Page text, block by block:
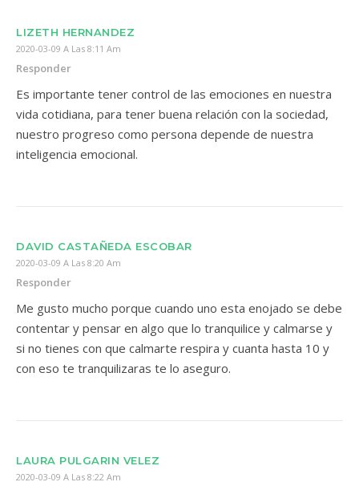
LIZETH HERNANDEZ
2020-03-09 A Las 8:11 Am
Responder
Es importante tener control de las emociones en nuestra
vida cotidiana, para tener buena relación con la sociedad,
nuestro progreso como persona depende de nuestra
inteligencia emocional.
DAVID CASTAÑEDA ESCOBAR
2020-03-09 A Las 8:20 Am
Responder
Me gusto mucho porque cuando uno esta enojado se debe
contentar y pensar en algo que lo tranquilice y calmarse y
si no tienes con que calmarte respira y cuanta hasta 10 y
con eso te tranquilizaras te lo aseguro.
LAURA PULGARIN VELEZ
2020-03-09 A Las 8:22 Am